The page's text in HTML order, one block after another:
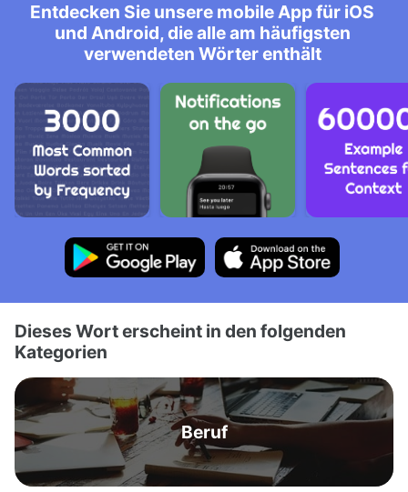
Entdecken Sie unsere mobile App für iOS
und Android, die alle am häufigsten
verwendeten Wörter enthält
Dieses Wort erscheint in den folgenden
Kategorien
Beruf